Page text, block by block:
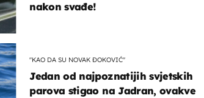
nakon svađe!
"KAO DA SU NOVAK ĐOKOVIĆ"
Jedan od najpoznatijih svjetskih
parova stigao na Jadran, ovakve